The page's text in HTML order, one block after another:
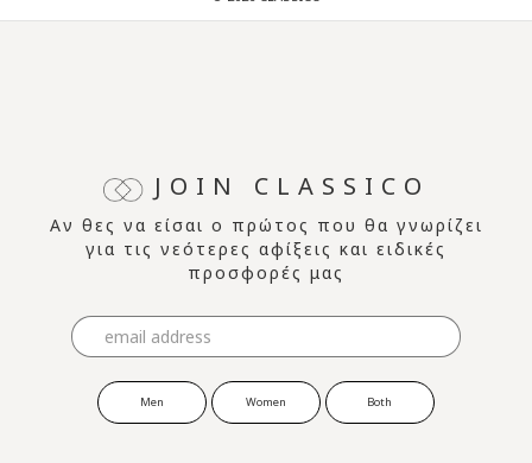
JOIN CLASSICO
Αν θες να είσαι ο πρώτος που θα γνωρίζει
για τις νεότερες αφίξεις και ειδικές
προσφορές μας
Men Women Both